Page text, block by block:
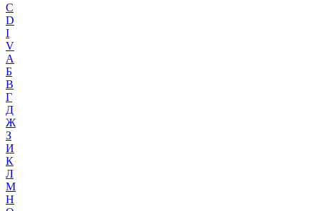
C
D
I
V
А
Б
В
Г
Д
Ж
З
И
К
Л
М
Н